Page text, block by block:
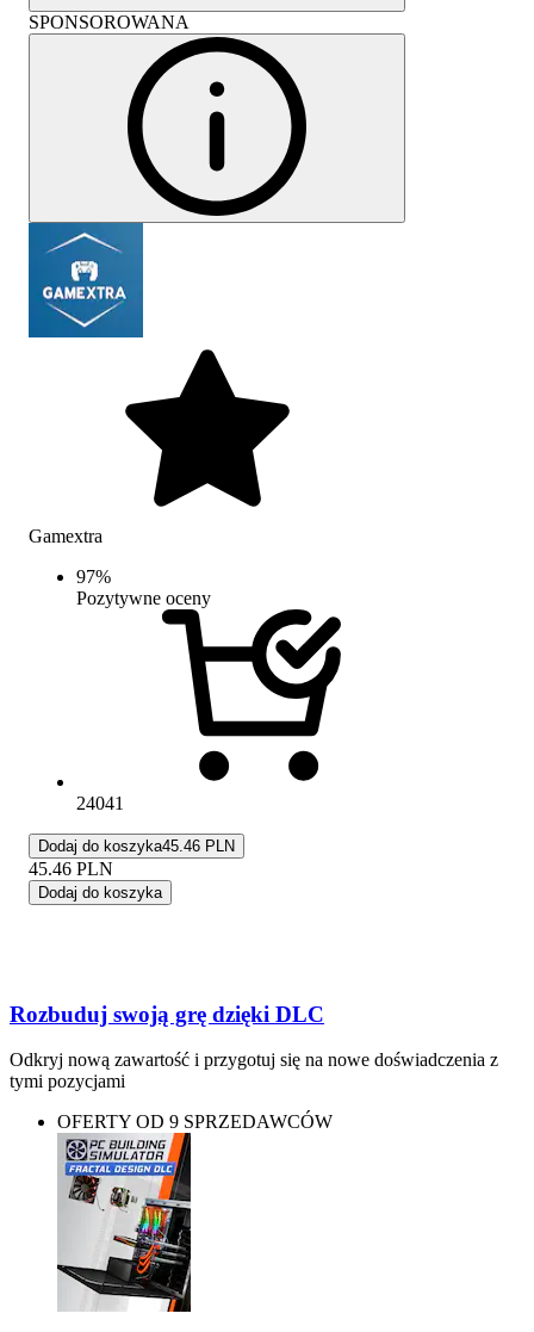
SPONSOROWANA
Gamextra
97%
Pozytywne oceny
24041
Dodaj do koszyka45.46 PLN
45.46 PLN
Dodaj do koszyka
Rozbuduj swoją grę dzięki DLC
Odkryj nową zawartość i przygotuj się na nowe doświadczenia z
tymi pozycjami
OFERTY OD 9 SPRZEDAWCÓW